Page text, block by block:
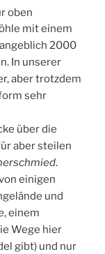
oben
mit einem
2000
In unserer
aber trotzdem
sehr
über die
aber steilen
.
einigen
und
, einem
Wege hier
gibt) und nur